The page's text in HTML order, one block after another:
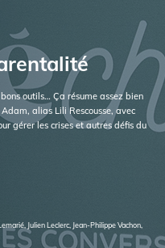
outils… Ça résume assez bien
alias Lili Rescousse, avec
gérer les crises et autres défis du
Julien Leclerc, Jean-Philippe Vachon,